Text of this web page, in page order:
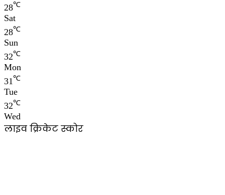
28℃
Sat
28℃
Sun
32℃
Mon
31℃
Tue
32℃
Wed
लाइव क्रिकेट स्कोर